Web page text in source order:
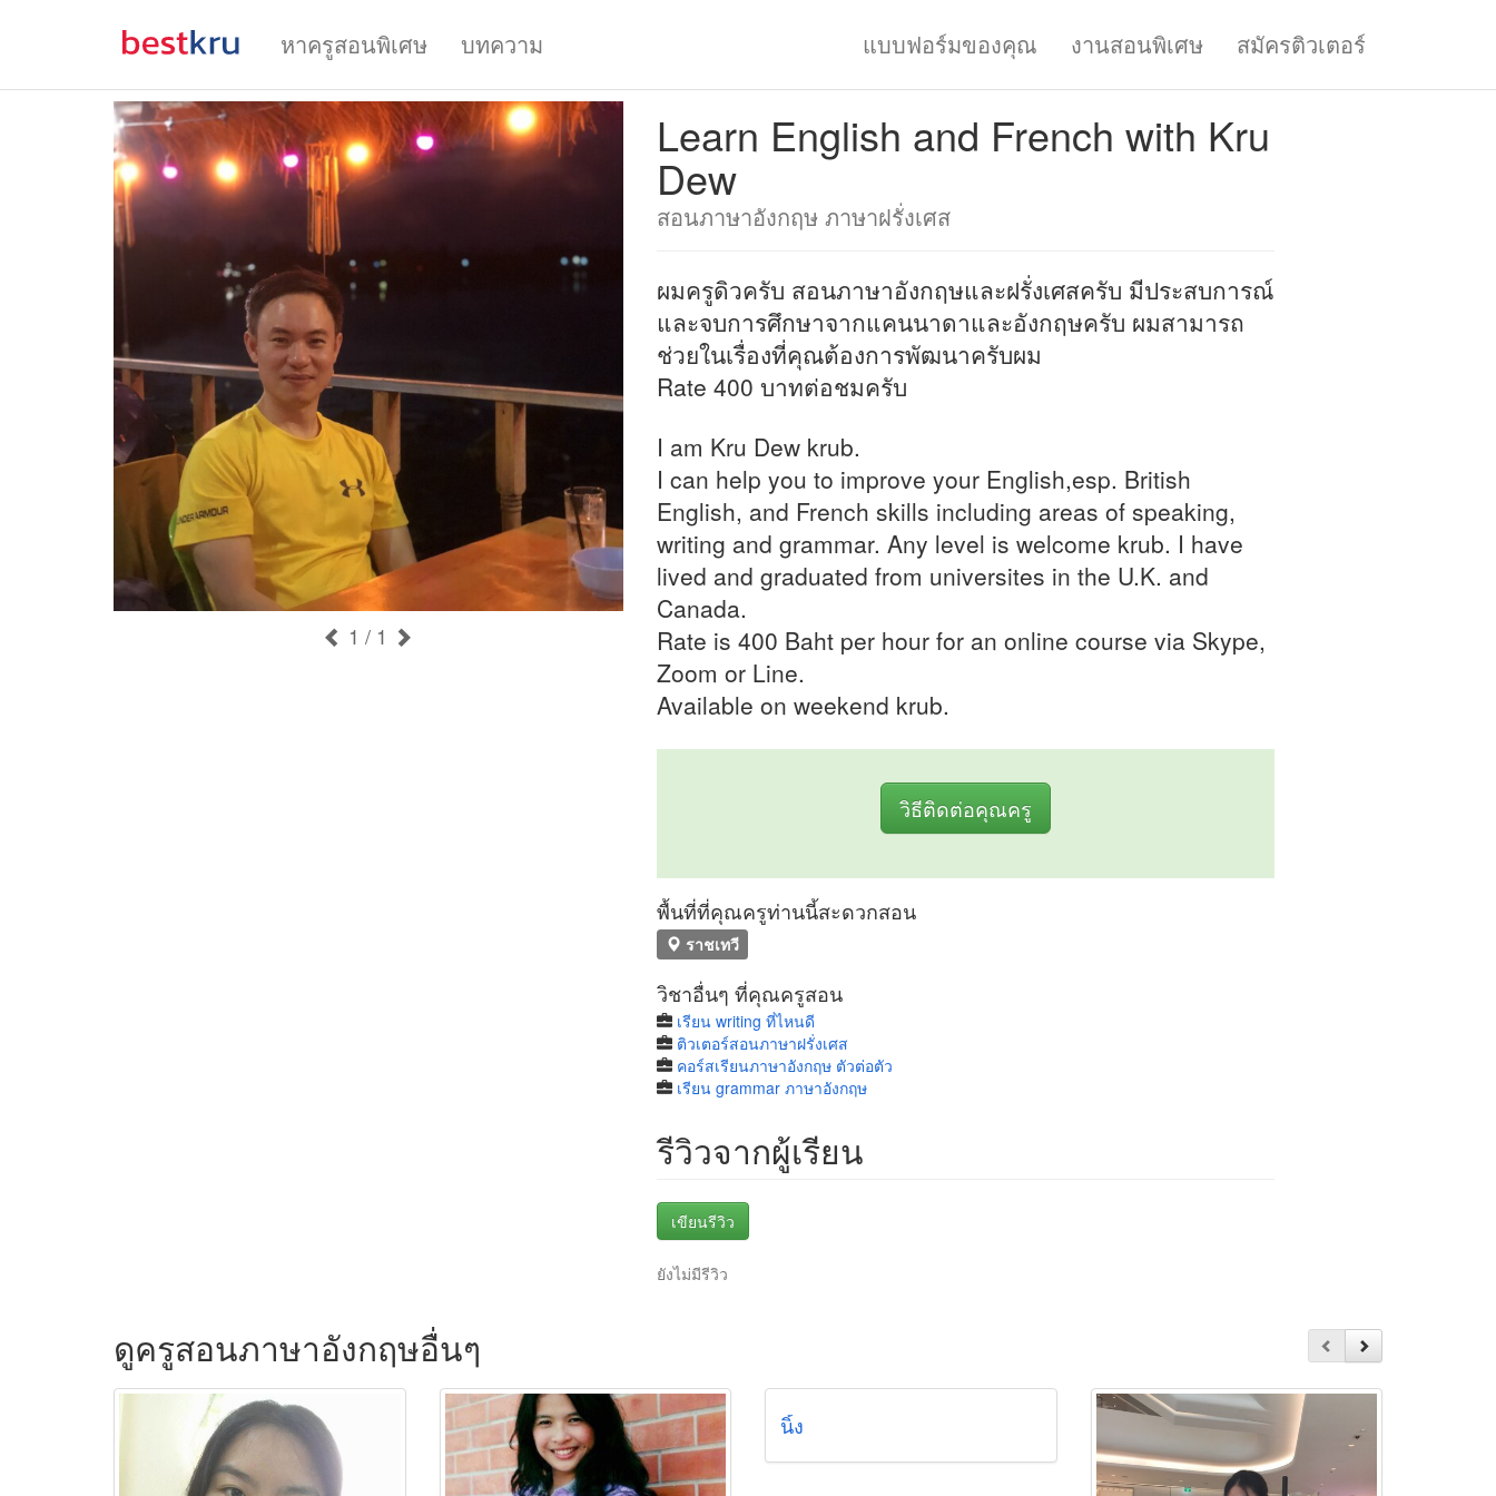
หาครูสอนพิเศษ บทความ แบบฟอร์มของคุณ งานสอนพิเศษ สมัครติวเตอร์
1 / 1
Learn English and French with Kru
Dew
สอนภาษาอังกฤษ ภาษาฝรั่งเศส
ผมครูดิวครับ สอนภาษาอังกฤษและฝรั่งเศสครับ มีประสบการณ์
และจบการศึกษาจากแคนนาดาและอังกฤษครับ ผมสามารถ
ช่วยในเรื่องที่คุณต้องการพัฒนาครับผม
Rate 400 บาทต่อชมครับ
I am Kru Dew krub.
I can help you to improve your English,esp. British
English, and French skills including areas of speaking,
writing and grammar. Any level is welcome krub. I have
lived and graduated from universites in the U.K. and
Canada.
Rate is 400 Baht per hour for an online course via Skype,
Zoom or Line.
Available on weekend krub.
วิธีติดต่อคุณครู
พื้นที่ที่คุณครูท่านนี้สะดวกสอน
ราชเทวี
วิชาอื่นๆ ที่คุณครูสอน
เรียน writing ที่ไหนดี
ติวเตอร์สอนภาษาฝรั่งเศส
คอร์สเรียนภาษาอังกฤษ ตัวต่อตัว
เรียน grammar ภาษาอังกฤษ
รีวิวจากผู้เรียน
เขียนรีวิว
ยังไม่มีรีวิว
ดูครูสอนภาษาอังกฤษอื่นๆ
นิ้ง